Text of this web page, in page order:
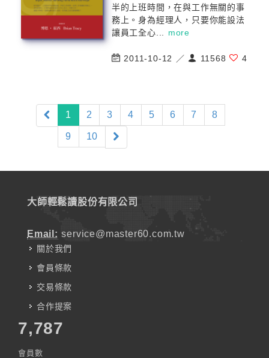
半的上班時間，在與工作無關的事
務上。身為經理人，只要你能設法
讓員工全心... more
2011-10-12 ／ 11568 4
1 (current)
2 3 4 5 6 7 8
9 10
大師輕鬆讀股份有限公司
Email: service@master60.com.tw
關於我們
會員條款
交易條款
合作提案
7,787
會員數